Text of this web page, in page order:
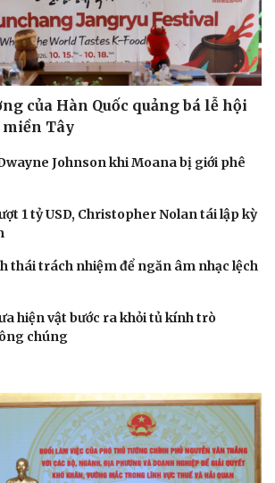
Công nghệ
Sành điệu
Chuyển đổi số
của Hàn Quốc quảng bá lễ hội
Tây
Johnson khi Moana bị giới phê
1 tỷ USD, Christopher Nolan tái lập kỳ
thái trách nhiệm để ngăn âm nhạc lệch
hiện vật bước ra khỏi tủ kính trò
chúng